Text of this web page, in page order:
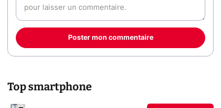
Poster mon commentaire
Top smartphone